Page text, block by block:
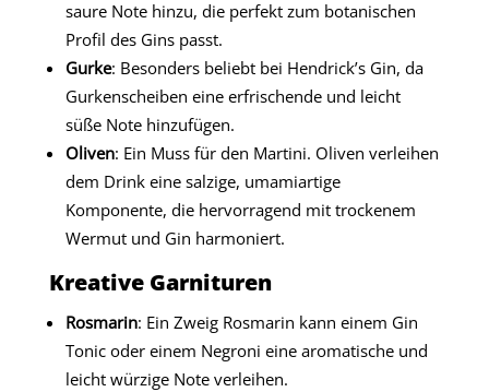
saure Note hinzu, die perfekt zum botanischen
Profil des Gins passt.
Gurke: Besonders beliebt bei Hendrick’s Gin, da
Gurkenscheiben eine erfrischende und leicht
süße Note hinzufügen.
Oliven: Ein Muss für den Martini. Oliven verleihen
dem Drink eine salzige, umamiartige
Komponente, die hervorragend mit trockenem
Wermut und Gin harmoniert.
Kreative Garnituren
Rosmarin: Ein Zweig Rosmarin kann einem Gin
Tonic oder einem Negroni eine aromatische und
leicht würzige Note verleihen.